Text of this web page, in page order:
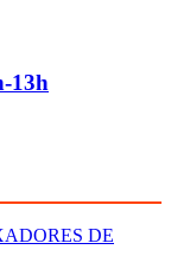
13h
DE